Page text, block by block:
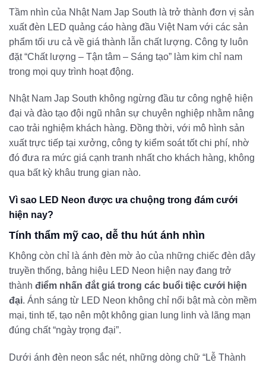
Tầm nhìn của Nhật Nam Jap South là trở thành đơn vị sản
xuất đèn LED quảng cáo hàng đầu Việt Nam với các sản
phẩm tối ưu cả về giá thành lẫn chất lượng. Công ty luôn
đặt “Chất lượng – Tận tâm – Sáng tạo” làm kim chỉ nam
trong mọi quy trình hoạt động.
Nhật Nam Jap South không ngừng đầu tư công nghệ hiện
đại và đào tạo đội ngũ nhân sự chuyên nghiệp nhằm nâng
cao trải nghiệm khách hàng. Đồng thời, với mô hình sản
xuất trực tiếp tại xưởng, công ty kiểm soát tốt chi phí, nhờ
đó đưa ra mức giá cạnh tranh nhất cho khách hàng, không
qua bất kỳ khâu trung gian nào.
Vì sao LED Neon được ưa chuộng trong đám cưới
hiện nay?
Tính thẩm mỹ cao, dễ thu hút ánh nhìn
Không còn chỉ là ánh đèn mờ ảo của những chiếc đèn dây
truyền thống, bảng hiệu LED Neon hiện nay đang trở
thành điểm nhấn đắt giá trong các buổi tiệc cưới hiện
đại. Ánh sáng từ LED Neon không chỉ nổi bật mà còn mềm
mại, tinh tế, tạo nên một không gian lung linh và lãng mạn
đúng chất “ngày trọng đại”.
Dưới ánh đèn neon sắc nét, những dòng chữ “Lễ Thành